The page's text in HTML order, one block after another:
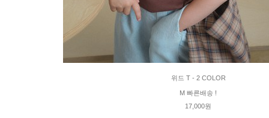
위드 T - 2 COLOR
M 빠른배송 !
17,000원